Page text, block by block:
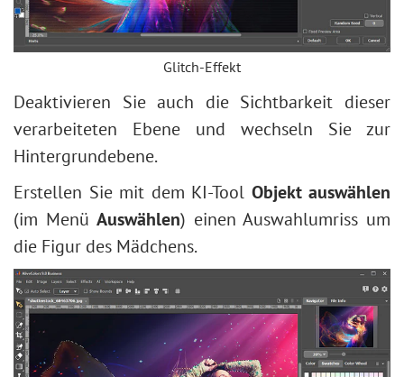
Glitch-Effekt
Deaktivieren Sie auch die Sichtbarkeit dieser
verarbeiteten Ebene und wechseln Sie zur
Hintergrundebene.
Erstellen Sie mit dem KI-Tool Objekt auswählen
(im MenüAuswählen) einen Auswahlumriss um
die Figur des Mädchens.